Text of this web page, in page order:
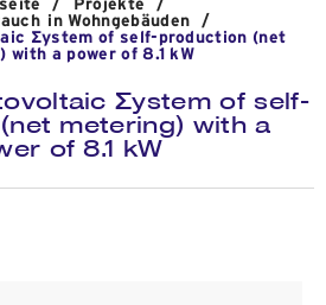
/ Projekte
/
in Wohngebäuden
/
Σystem of self-production (net
with a power of 8.1 kW
Σystem of self-
metering) with a
of 8.1 kW